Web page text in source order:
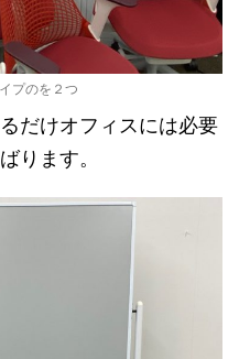
プのを２つ
だけオフィスには必要
ります。